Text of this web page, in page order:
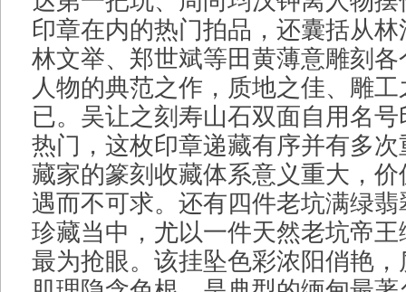
印章在内的热门拍品，还囊括从
林文举、郑世斌等田黄薄意雕刻
人物的典范之作，质地之佳、雕
已。吴让之刻寿山石双面自用名
热门，这枚印章递藏有序并有多
藏家的篆刻收藏体系意义重大，
遇而不可求。还有四件老坑满绿
珍藏当中，尤以一件天然老坑帝
最为抢眼。该挂坠色彩浓阳俏艳